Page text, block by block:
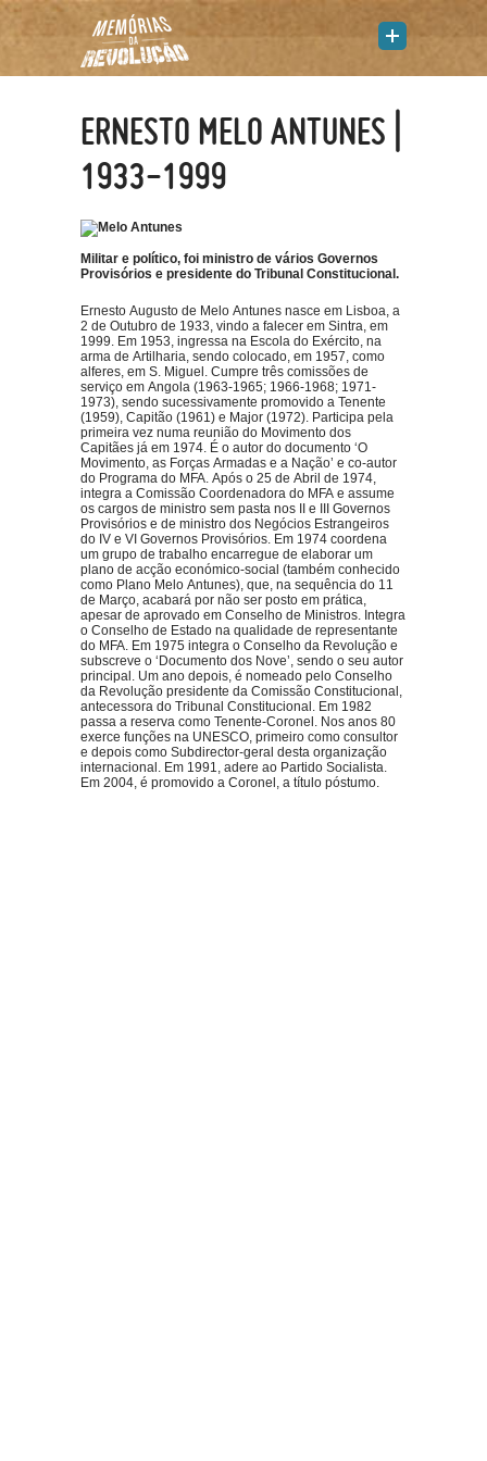
ERNESTO MELO ANTUNES |
1933-1999
Militar e político, foi ministro de vários Governos
Provisórios e presidente do Tribunal Constitucional.
Ernesto Augusto de Melo Antunes nasce em Lisboa, a
2 de Outubro de 1933, vindo a falecer em Sintra, em
1999. Em 1953, ingressa na Escola do Exército, na
arma de Artilharia, sendo colocado, em 1957, como
alferes, em S. Miguel. Cumpre três comissões de
serviço em Angola (1963-1965; 1966-1968; 1971-
1973), sendo sucessivamente promovido a Tenente
(1959), Capitão (1961) e Major (1972). Participa pela
primeira vez numa reunião do Movimento dos
Capitães já em 1974. É o autor do documento ‘O
Movimento, as Forças Armadas e a Nação’ e co-autor
do Programa do MFA. Após o 25 de Abril de 1974,
integra a Comissão Coordenadora do MFA e assume
os cargos de ministro sem pasta nos II e III Governos
Provisórios e de ministro dos Negócios Estrangeiros
do IV e VI Governos Provisórios. Em 1974 coordena
um grupo de trabalho encarregue de elaborar um
plano de acção económico-social (também conhecido
como Plano Melo Antunes), que, na sequência do 11
de Março, acabará por não ser posto em prática,
apesar de aprovado em Conselho de Ministros. Integra
o Conselho de Estado na qualidade de representante
do MFA. Em 1975 integra o Conselho da Revolução e
subscreve o ‘Documento dos Nove’, sendo o seu autor
principal. Um ano depois, é nomeado pelo Conselho
da Revolução presidente da Comissão Constitucional,
antecessora do Tribunal Constitucional. Em 1982
passa a reserva como Tenente-Coronel. Nos anos 80
exerce funções na UNESCO, primeiro como consultor
e depois como Subdirector-geral desta organização
internacional. Em 1991, adere ao Partido Socialista.
Em 2004, é promovido a Coronel, a título póstumo.